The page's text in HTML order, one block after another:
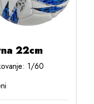
22cm
1/60